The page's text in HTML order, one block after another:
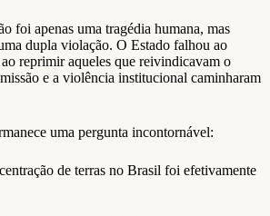
foi apenas uma tragédia humana, mas
dupla violação. O Estado falhou ao
reprimir aqueles que reivindicavam o
e a violência institucional caminharam
uma pergunta incontornável:
de terras no Brasil foi efetivamente